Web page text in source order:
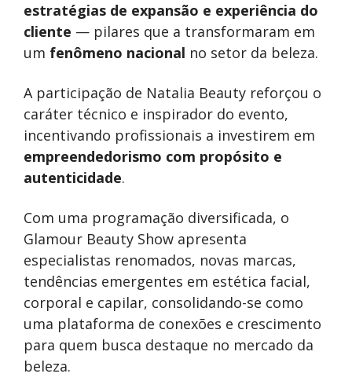
estratégias de expansão e experiência do
cliente — pilares que a transformaram em
um fenômeno nacional no setor da beleza.
A participação de Natalia Beauty reforçou o
caráter técnico e inspirador do evento,
incentivando profissionais a investirem em
empreendedorismo com propósito e
autenticidade.
Com uma programação diversificada, o
Glamour Beauty Show apresenta
especialistas renomados, novas marcas,
tendências emergentes em estética facial,
corporal e capilar, consolidando-se como
uma plataforma de conexões e crescimento
para quem busca destaque no mercado da
beleza.